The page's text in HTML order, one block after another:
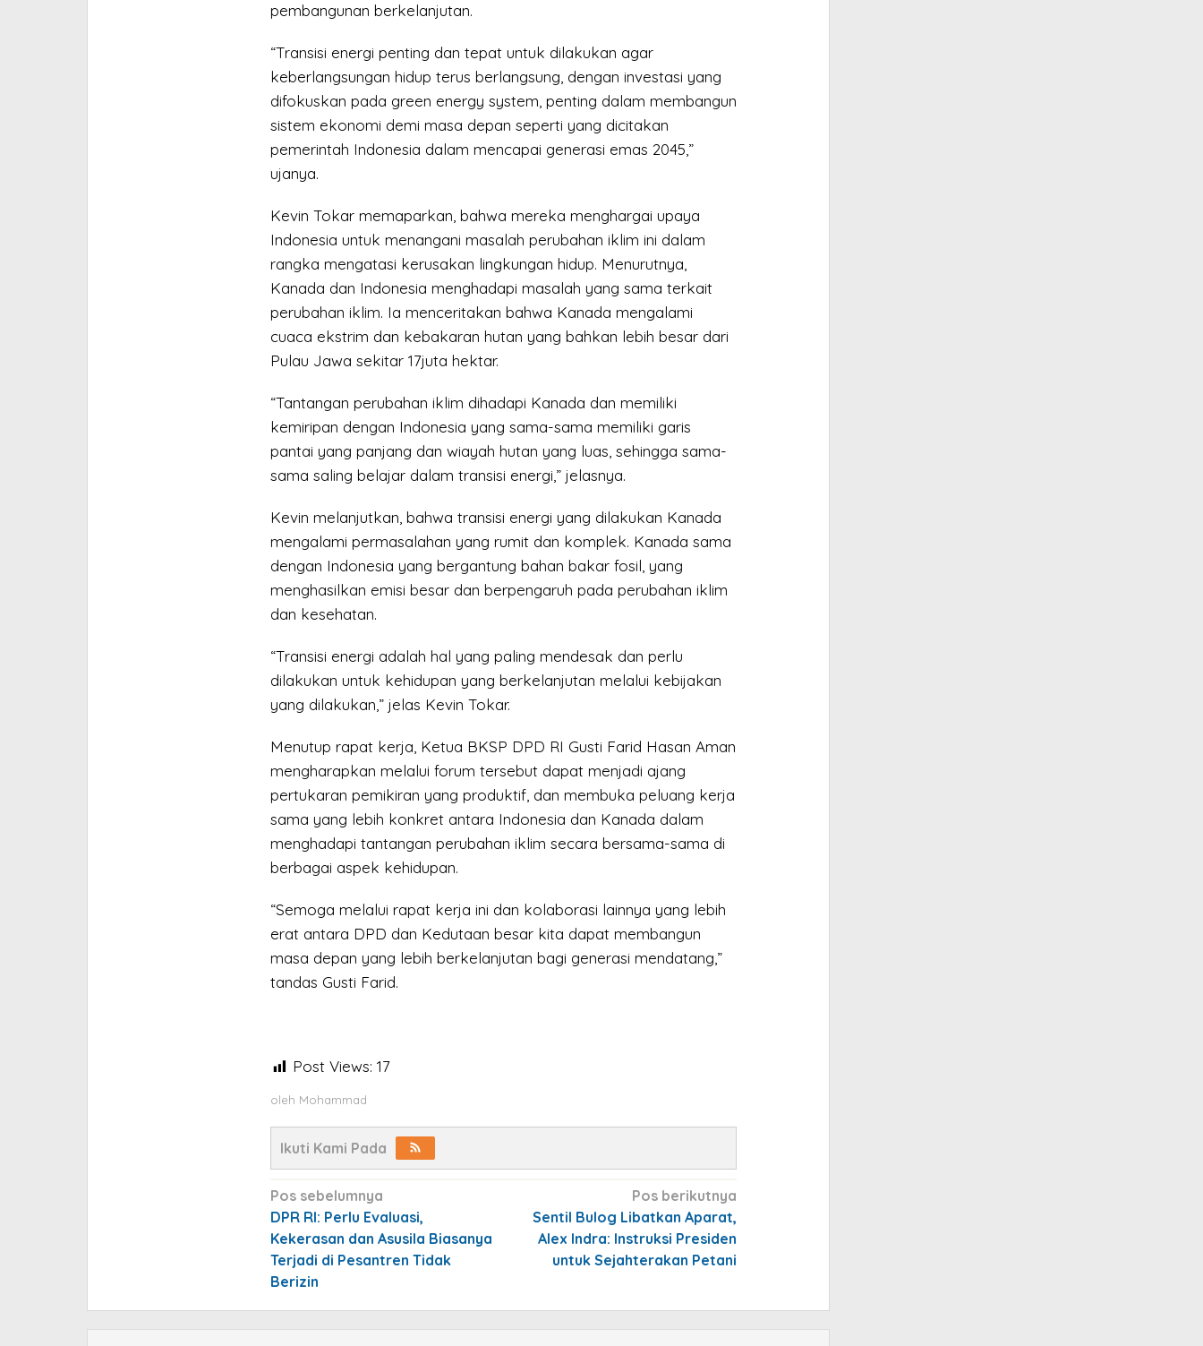
pembangunan berkelanjutan.
“Transisi energi penting dan tepat untuk dilakukan agar
keberlangsungan hidup terus berlangsung, dengan investasi yang
difokuskan pada green energy system, penting dalam membangun
sistem ekonomi demi masa depan seperti yang dicitakan
pemerintah Indonesia dalam mencapai generasi emas 2045,”
ujanya.
Kevin Tokar memaparkan, bahwa mereka menghargai upaya
Indonesia untuk menangani masalah perubahan iklim ini dalam
rangka mengatasi kerusakan lingkungan hidup. Menurutnya,
Kanada dan Indonesia menghadapi masalah yang sama terkait
perubahan iklim. Ia menceritakan bahwa Kanada mengalami
cuaca ekstrim dan kebakaran hutan yang bahkan lebih besar dari
Pulau Jawa sekitar 17juta hektar.
“Tantangan perubahan iklim dihadapi Kanada dan memiliki
kemiripan dengan Indonesia yang sama-sama memiliki garis
pantai yang panjang dan wiayah hutan yang luas, sehingga sama-
sama saling belajar dalam transisi energi,” jelasnya.
Kevin melanjutkan, bahwa transisi energi yang dilakukan Kanada
mengalami permasalahan yang rumit dan komplek. Kanada sama
dengan Indonesia yang bergantung bahan bakar fosil, yang
menghasilkan emisi besar dan berpengaruh pada perubahan iklim
dan kesehatan.
“Transisi energi adalah hal yang paling mendesak dan perlu
dilakukan untuk kehidupan yang berkelanjutan melalui kebijakan
yang dilakukan,” jelas Kevin Tokar.
Menutup rapat kerja, Ketua BKSP DPD RI Gusti Farid Hasan Aman
mengharapkan melalui forum tersebut dapat menjadi ajang
pertukaran pemikiran yang produktif, dan membuka peluang kerja
sama yang lebih konkret antara Indonesia dan Kanada dalam
menghadapi tantangan perubahan iklim secara bersama-sama di
berbagai aspek kehidupan.
“Semoga melalui rapat kerja ini dan kolaborasi lainnya yang lebih
erat antara DPD dan Kedutaan besar kita dapat membangun
masa depan yang lebih berkelanjutan bagi generasi mendatang,”
tandas Gusti Farid.
Post Views: 17
oleh Mohammad
Ikuti Kami Pada
Navigasi
pos
Pos sebelumnya
DPR RI: Perlu Evaluasi,
Kekerasan dan Asusila Biasanya
Terjadi di Pesantren Tidak
Berizin
Pos berikutnya
Sentil Bulog Libatkan Aparat,
Alex Indra: Instruksi Presiden
untuk Sejahterakan Petani